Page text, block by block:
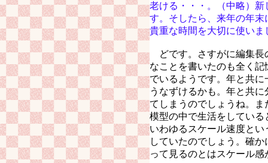
老ける・・・。（中略）
す。そしたら、来年の年
貴重な時間を大切に使いま
どです。さすがに編集長
なことを書いたのも全く
でいるようです。年と共
うなずけるかも。年と共
てしまうのでしょうね。
模型の中で生活をしてい
いわゆるスケール速度と
していたのでしょう。確
って見るのとはスケール